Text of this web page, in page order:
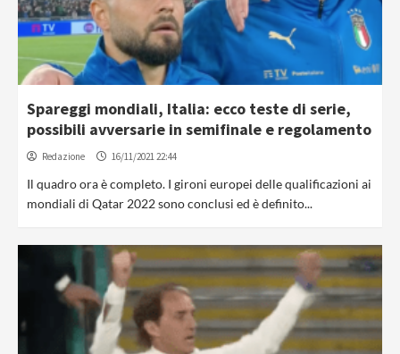
Spareggi mondiali, Italia: ecco teste di serie,
possibili avversarie in semifinale e regolamento
Redazione 16/11/2021 22:44
Il quadro ora è completo. I gironi europei delle qualificazioni ai
mondiali di Qatar 2022 sono conclusi ed è definito...